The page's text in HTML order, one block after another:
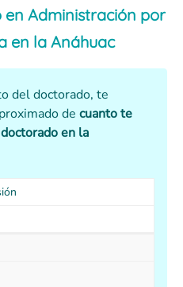
Administración por
en la Anáhuac
del doctorado, te
de cuanto te
en la